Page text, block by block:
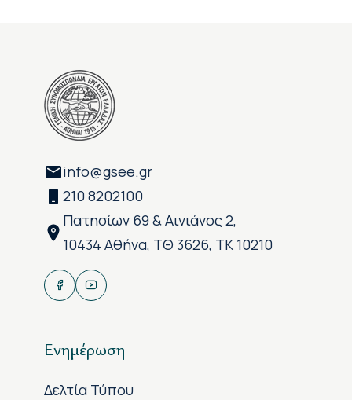
info@gsee.gr
210 8202100
Πατησίων 69 & Αινιάνος 2,
10434 Αθήνα, ΤΘ 3626, ΤΚ 10210
Ενημέρωση
Δελτία Τύπου